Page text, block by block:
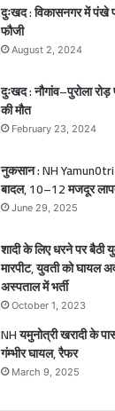
ब
च्चे
गं
र
घा
य
दुःखद : विकासनगर में पंखे
फौजी
August 2, 2024
दुःखद : नौगांव–पुरोला
की मौत
February 23, 2024
नुकसान : NH
बादल, 10–12 मजदूर
June 29, 2025
शादी के लिए धरने पर बैठी
मारपीट, युवती को घायल
अस्पताल में भर्ती
October 1, 2023
NH यमुनोत्री खरादी के
गंम्भीर घायल, रैफर
March 9, 2025